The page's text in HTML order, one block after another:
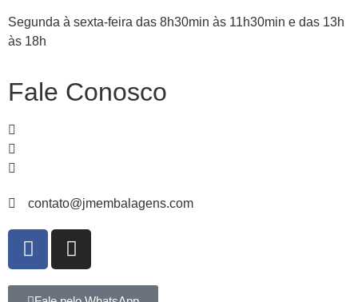
Segunda à sexta-feira das 8h30min às 11h30min e das 13h
às 18h
Fale Conosco
contato@jmembalagens.com